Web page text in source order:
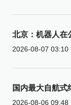
北京：机器人在
2026-08-07 03:10
国内最大自航式
2026-08-06 09:48